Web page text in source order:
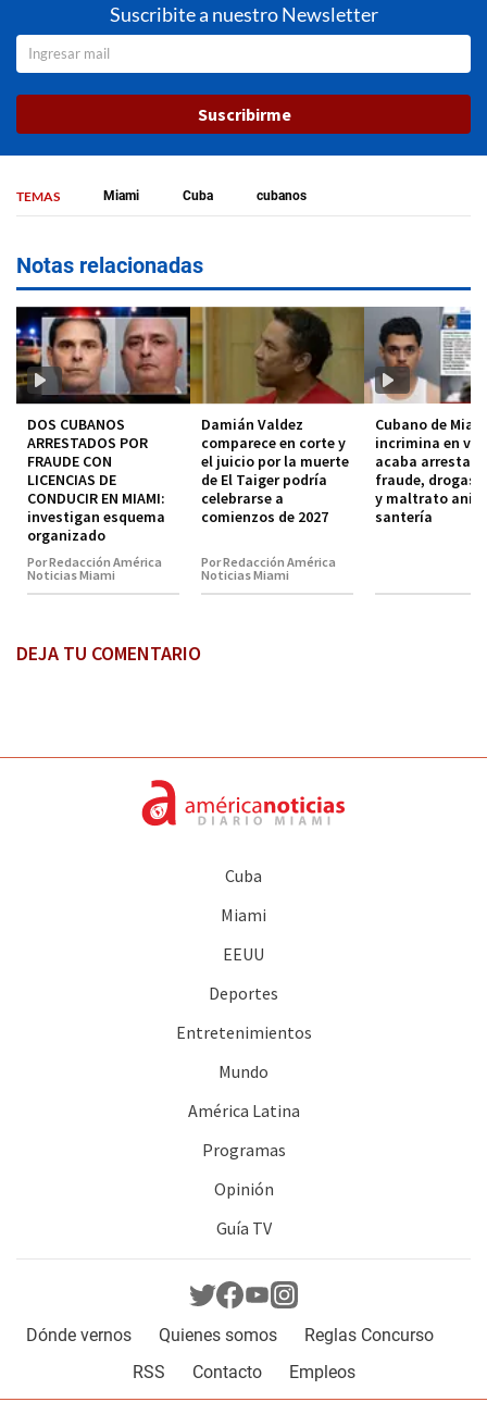
Suscribite a nuestro Newsletter
Suscribirme
TEMAS Miami Cuba cubanos
Notas relacionadas
DOS CUBANOS
ARRESTADOS POR
FRAUDE CON
LICENCIAS DE
CONDUCIR EN MIAMI:
investigan esquema
organizado
Por Redacción América
Noticias Miami
Damián Valdez
comparece en corte y
el juicio por la muerte
de El Taiger podría
celebrarse a
comienzos de 2027
Por Redacción América
Noticias Miami
Cubano de
incrimina en
acaba
fraude, drogas,
y maltrato
santería
DEJA TU COMENTARIO
Cuba
Miami
EEUU
Deportes
Entretenimientos
Mundo
América Latina
Programas
Opinión
Guía TV
Dónde vernos Quienes somos
Reglas Concurso
RSS
Contacto Empleos